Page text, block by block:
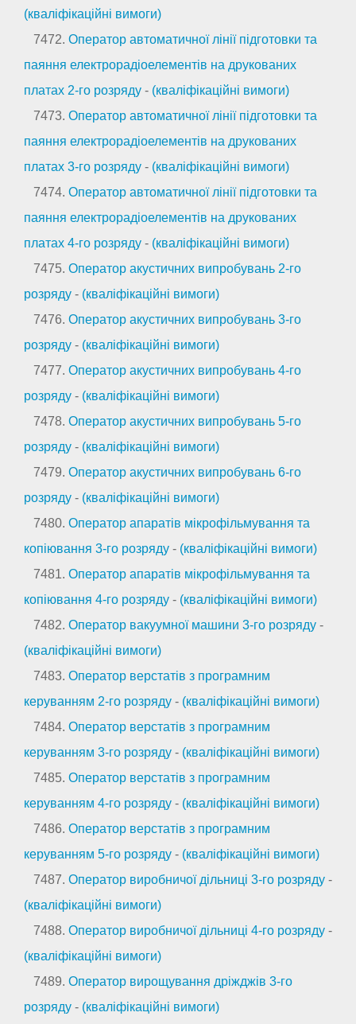
(кваліфікаційні вимоги)
7472. Оператор автоматичної лінії підготовки та
паяння електрорадіоелементів на друкованих
платах 2-го розряду - (кваліфікаційні вимоги)
7473. Оператор автоматичної лінії підготовки та
паяння електрорадіоелементів на друкованих
платах 3-го розряду - (кваліфікаційні вимоги)
7474. Оператор автоматичної лінії підготовки та
паяння електрорадіоелементів на друкованих
платах 4-го розряду - (кваліфікаційні вимоги)
7475. Оператор акустичних випробувань 2-го
розряду - (кваліфікаційні вимоги)
7476. Оператор акустичних випробувань 3-го
розряду - (кваліфікаційні вимоги)
7477. Оператор акустичних випробувань 4-го
розряду - (кваліфікаційні вимоги)
7478. Оператор акустичних випробувань 5-го
розряду - (кваліфікаційні вимоги)
7479. Оператор акустичних випробувань 6-го
розряду - (кваліфікаційні вимоги)
7480. Оператор апаратів мікрофільмування та
копіювання 3-го розряду - (кваліфікаційні вимоги)
7481. Оператор апаратів мікрофільмування та
копіювання 4-го розряду - (кваліфікаційні вимоги)
7482. Оператор вакуумної машини 3-го розряду -
(кваліфікаційні вимоги)
7483. Оператор верстатів з програмним
керуванням 2-го розряду - (кваліфікаційні вимоги)
7484. Оператор верстатів з програмним
керуванням 3-го розряду - (кваліфікаційні вимоги)
7485. Оператор верстатів з програмним
керуванням 4-го розряду - (кваліфікаційні вимоги)
7486. Оператор верстатів з програмним
керуванням 5-го розряду - (кваліфікаційні вимоги)
7487. Оператор виробничої дільниці 3-го розряду -
(кваліфікаційні вимоги)
7488. Оператор виробничої дільниці 4-го розряду -
(кваліфікаційні вимоги)
7489. Оператор вирощування дріжджів 3-го
розряду - (кваліфікаційні вимоги)